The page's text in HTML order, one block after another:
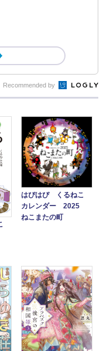
Recommended by
はぴはぴ くるねこ
カレンダー 2025
ねこまたの町